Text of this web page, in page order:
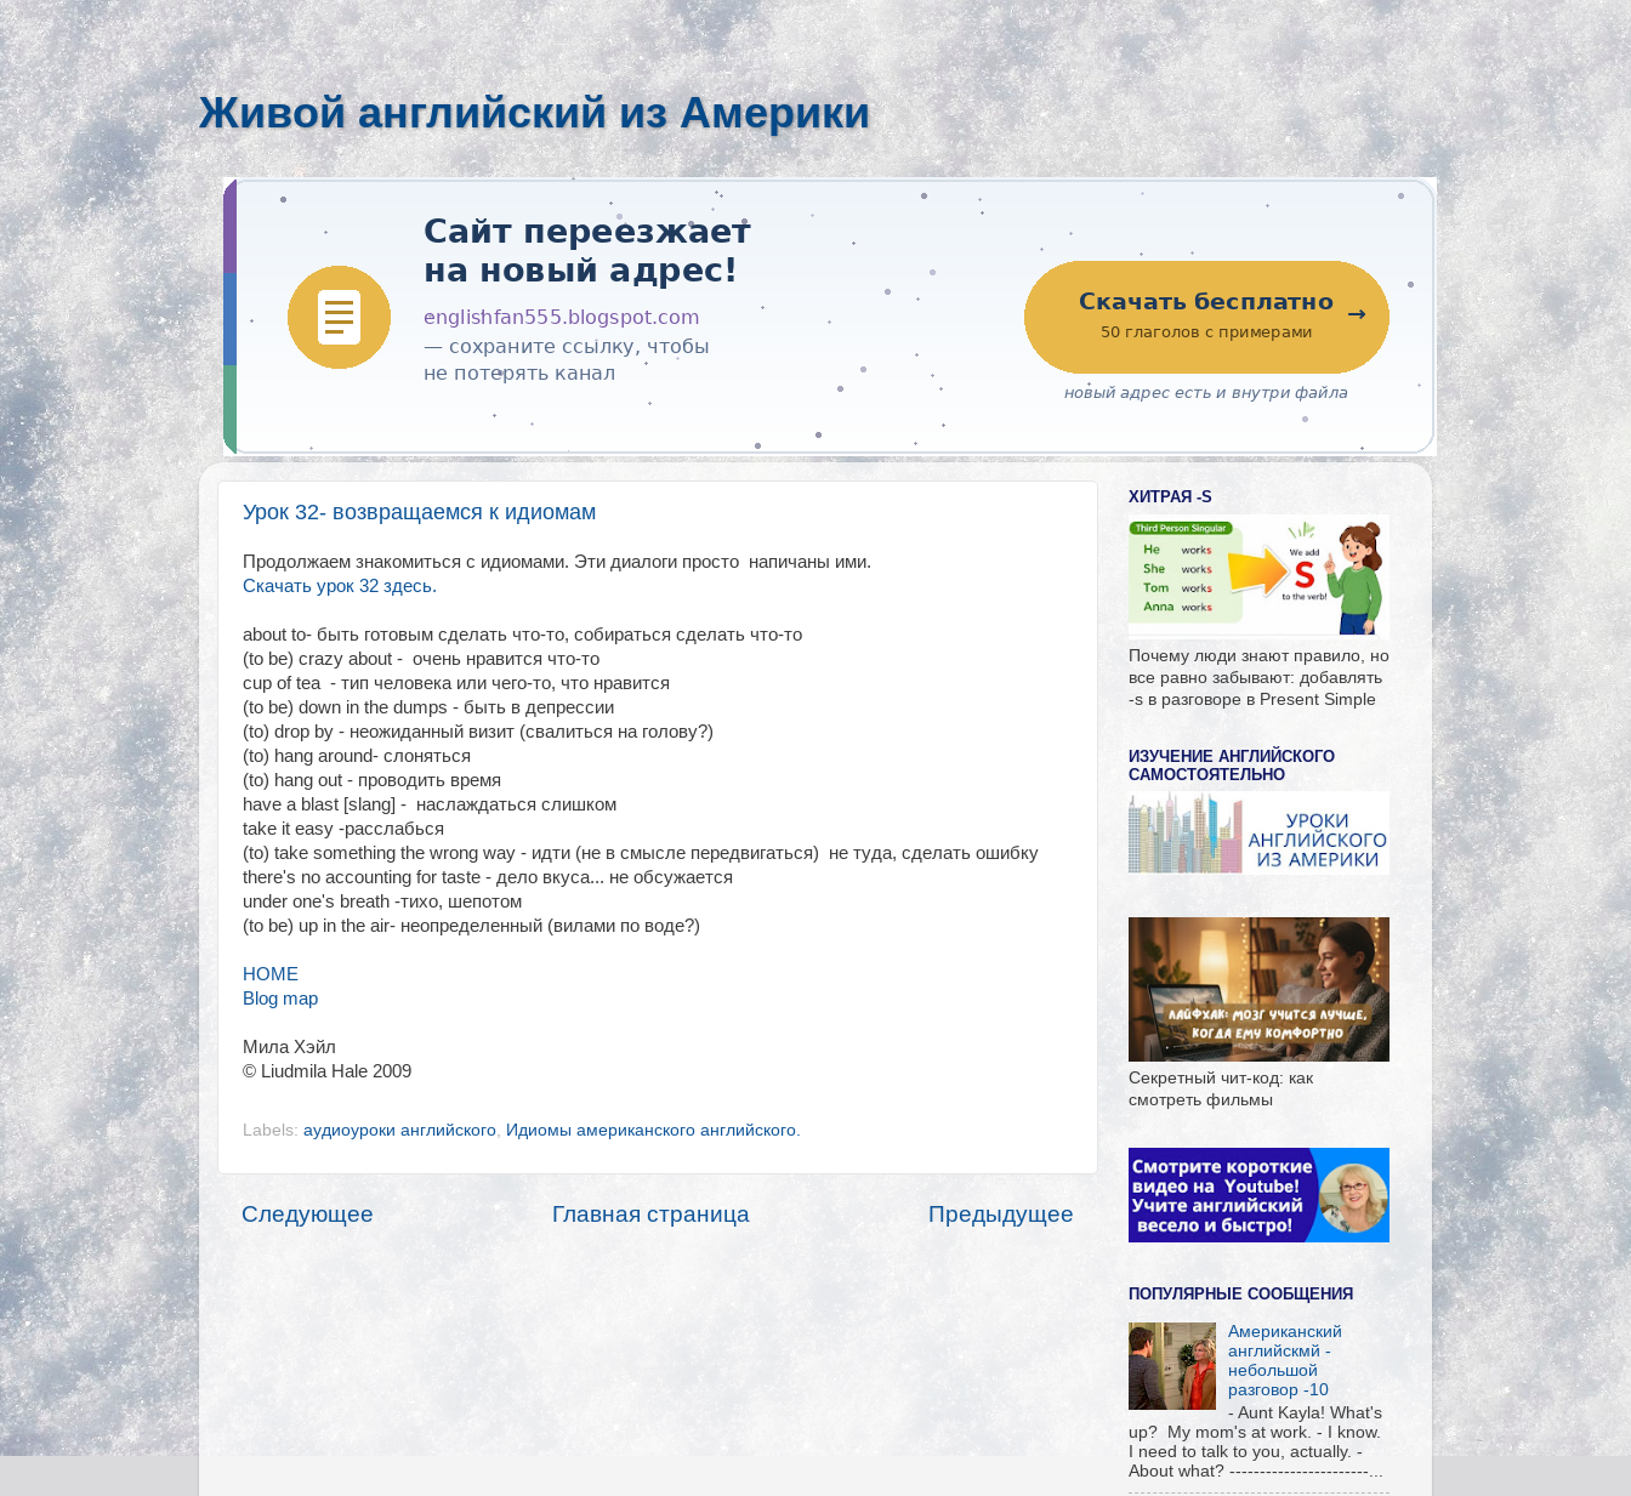
Живой английский из Америки
Урок 32- возвращаемся к идиомам
Продолжаем знакомиться с идиомами. Эти диалоги просто напичаны ими.
Скачать урок 32 здесь.
about to- быть готовым сделать что-то, собираться сделать что-то
(to be) crazy about - очень нравится что-то
cup of tea - тип человека или чего-то, что нравится
(to be) down in the dumps - быть в депрессии
(to) drop by - неожиданный визит (свалиться на голову?)
(to) hang around- слоняться
(to) hang out - проводить время
have a blast [slang] - наслаждаться слишком
take it easy -расслабься
(to) take something the wrong way - идти (не в смысле передвигаться) не туда, сделать ошибку
there's no accounting for taste - дело вкуса... не обсужается
under one's breath -тихо, шепотом
(to be) up in the air- неопределенный (вилами по воде?)
HOME
Blog map
Мила Хэйл
© Liudmila Hale 2009
Labels: аудиоуроки английского Идиомы американского английского.
Следующее Предыдущее
Главная страница
ХИТРАЯ -S
Почему люди знают правило, но
все равно забывают: добавлять
-s в разговоре в Present Simple
ИЗУЧЕНИЕ АНГЛИЙСКОГО
САМОСТОЯТЕЛЬНО
Секретный чит-код: как
смотреть фильмы
ПОПУЛЯРНЫЕ СООБЩЕНИЯ
Американский
английскмй -
небольшой
разговор -10
- Aunt Kayla! What's
up? My mom's at work. - I know.
I need to talk to you, actually. -
About what? -----------------------...